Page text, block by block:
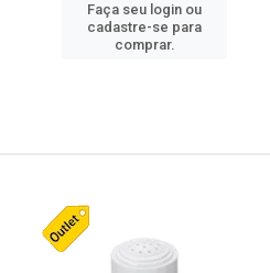
Faça seu login ou
cadastre-se para
comprar.